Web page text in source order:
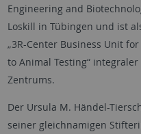
Engineering and
Loskill in Tübingen und ist
„3R-Center Business Unit
to Animal Testing“
Zentrums.
Der Ursula M. Händel-
seiner gleichnamigen